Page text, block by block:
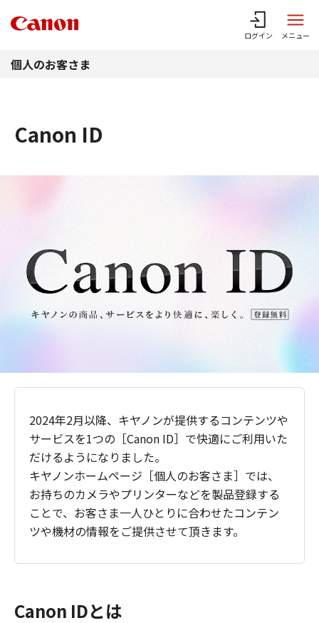
ログイン メニュー
個人のお客さま
Canon ID
2024年2月以降、キヤノンが提供するコンテンツや
サービスを1つの［Canon ID］で快適にご利用いた
だけるようになりました。
キヤノンホームページ［個人のお客さま］では、
お持ちのカメラやプリンターなどを製品登録する
ことで、お客さま一人ひとりに合わせたコンテン
ツや機材の情報をご提供させて頂きます。
Canon IDとは